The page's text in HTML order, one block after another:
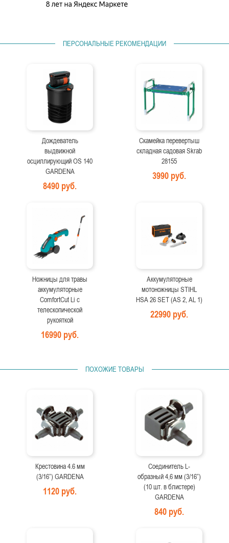
ПЕРСОНАЛЬНЫЕ РЕКОМЕНДАЦИИ
Дождеватель
выдвижной
осциллирующий OS 140
GARDENA
8490 руб.
Скамейка перевертыш
складная садовая Skrab
28155
3990 руб.
Ножницы для травы
аккумуляторные
ComfortCut Li с
телескопической
рукояткой
16990 руб.
Аккумуляторные
мотоножницы STIHL
HSA 26 SET (AS 2, AL 1)
22990 руб.
ПОХОЖИЕ ТОВАРЫ
Крестовина 4.6 мм
(3/16”) GARDENA
1120 руб.
Соединитель L-
образный 4,6 мм (3/16”)
(10 шт. в блистере)
GARDENA
840 руб.